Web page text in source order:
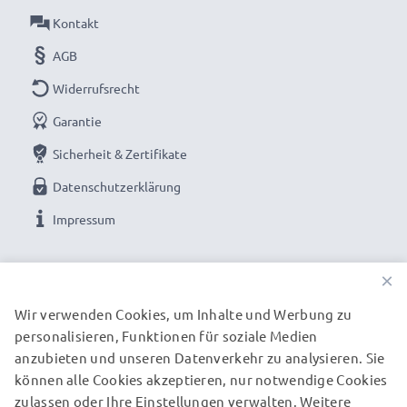
Kontakt
AGB
Widerrufsrecht
Garantie
Sicherheit & Zertifikate
Datenschutzerklärung
Impressum
UNSERE VERSANDPARTNER
×
Wir verwenden Cookies, um Inhalte und Werbung zu
personalisieren, Funktionen für soziale Medien
anzubieten und unseren Datenverkehr zu analysieren. Sie
können alle Cookies akzeptieren, nur notwendige Cookies
zulassen oder Ihre Einstellungen verwalten. Weitere